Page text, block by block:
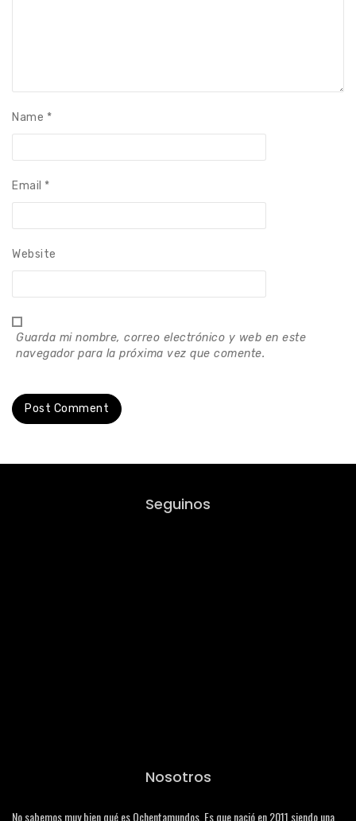
Name *
Email *
Website
Guarda mi nombre, correo electrónico y web en este
navegador para la próxima vez que comente.
Seguinos
Nosotros
No sabemos muy bien qué es Ochentamundos. Es que nació en 2011 siendo una